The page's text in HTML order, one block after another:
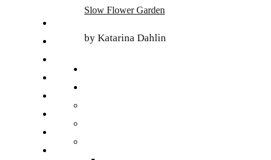
Slow Flower Garden
by Katarina Dahlin